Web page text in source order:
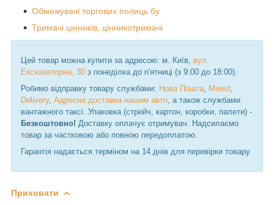
Обмежувачі торгових полиць бу
Тримачі цінників, цінникотримачі
Цей товар можна купити за адресою: м. Київ, вул.
Екскаваторна, 30 з понеділка до п'ятниці (з 9:00 до 18:00).
Робимо відправку товару службами: Нова Пошта Meest
Delivery, Адресна доставка нашим авто , а також службами
вантажного таксі. Упаковка (стрейч, картон, коробки, палети) -
Безкоштовно! Доставку оплачує отримувач. Надсилаємо
товар за частковою або повною передоплатою.
Гарантія надається терміном на 14 днів для перевірки товару.
Приховати